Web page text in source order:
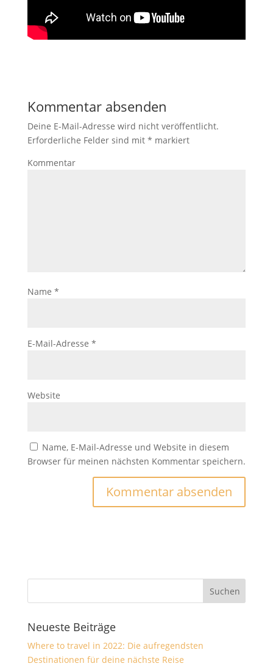
Kommentar absenden
Deine E-Mail-Adresse wird nicht veröffentlicht.
Erforderliche Felder sind mit * markiert
Kommentar
Name *
E-Mail-Adresse *
Website
Name, E-Mail-Adresse und Website in diesem
Browser für meinen nächsten Kommentar speichern.
Neueste Beiträge
Where to travel in 2022: Die aufregendsten
Destinationen für deine nächste Reise